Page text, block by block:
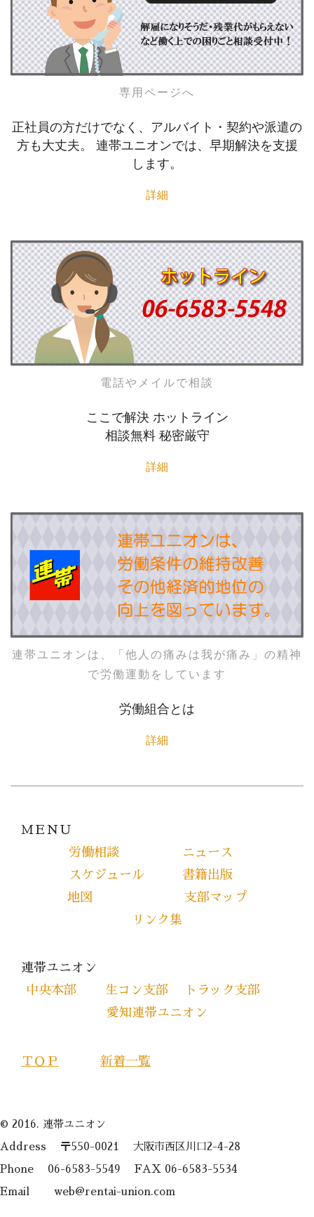
専用ページへ
正社員の方だけでなく、アルバイト・契約や派遣の
方も大丈夫。 連帯ユニオンでは、早期解決を支援
します。
詳細
電話やメイルで相談
ここで解決 ホットライン
相談無料 秘密厳守
詳細
連帯ユニオンは、「他人の痛みは我が痛み」の精神
で労働運動をしています
労働組合とは
詳細
ＭＥＮＵ
労働相談
ニュース
スケジュール
書籍出版
地図
支部マップ
リンク集
連帯ユニオン
中央本部
生コン支部
トラック支部
愛知連帯ユニオン
ＴＯＰ 新着一覧
© 2016. 連帯ユニオン
Address 〒550-0021 大阪市西区川口2-4-28
Phone 06-6583-5549 FAX 06-6583-5534
Email web@rentai-union.com